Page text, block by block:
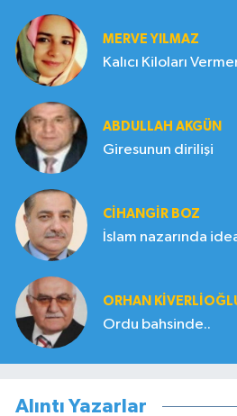
MERVE YILMAZ
Kalıcı Kiloları
ABDULLAH AKGÜN
Giresunun dirilişi
CIHANGIR BOZ
İslam nazarında
ORHAN
Ordu bahsinde..
Alıntı Yazarlar